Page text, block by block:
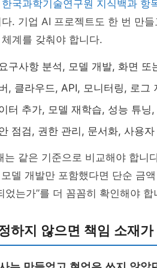
한국과학기술연구원 지식백과 항
. 기업 AI 프로젝트도 한 번 만
계를 갖춰야 합니다.
구사항 분석, 모델 개발, 화면 또
, 클라우드, API, 모니터링, 로그
터 추가, 모델 재학습, 성능 튜닝,
점검, 권한 관리, 문서화, 사용자
는 같은 기준으로 비교해야 합니
델 개발만 포함했다면 단순 금
었는가”를 더 꼼꼼히 확인해야 합
하지 않으면 책임 소재